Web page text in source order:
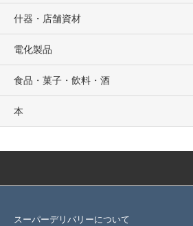
什器・店舗資材
電化製品
食品・菓子・飲料・酒
本
スーパーデリバリーについて